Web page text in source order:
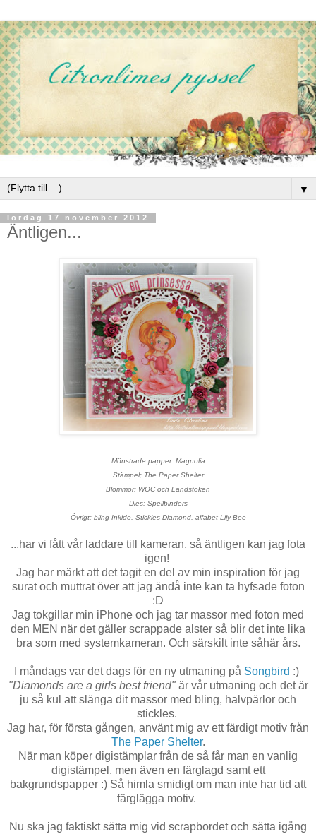
▼
lördag 17 november 2012
Äntligen...
Mönstrade papper: Magnolia
Stämpel; The Paper Shelter
Blommor; WOC och Landstoken
Dies; Spellbinders
Övrigt; bling Inkido, Stickles Diamond, alfabet Lily Bee
...har vi fått vår laddare till kameran, så äntligen kan jag fota
igen!
Jag har märkt att det tagit en del av min inspiration för jag
surat och muttrat över att jag ändå inte kan ta hyfsade foton
:D
Jag tokgillar min iPhone och jag tar massor med foton med
den MEN när det gäller scrappade alster så blir det inte lika
bra som med systemkameran. Och särskilt inte såhär års.
I måndags var det dags för en ny utmaning på Songbird :)
"Diamonds are a girls best friend"är vår utmaning och det är
ju så kul att slänga dit massor med bling, halvpärlor och
stickles.
Jag har, för första gången, använt mig av ett färdigt motiv från
The Paper Shelter.
När man köper digistämplar från de så får man en vanlig
digistämpel, men även en färglagd samt ett
bakgrundspapper :) Så himla smidigt om man inte har tid att
färglägga motiv.
Nu ska jag faktiskt sätta mig vid scrapbordet och sätta igång